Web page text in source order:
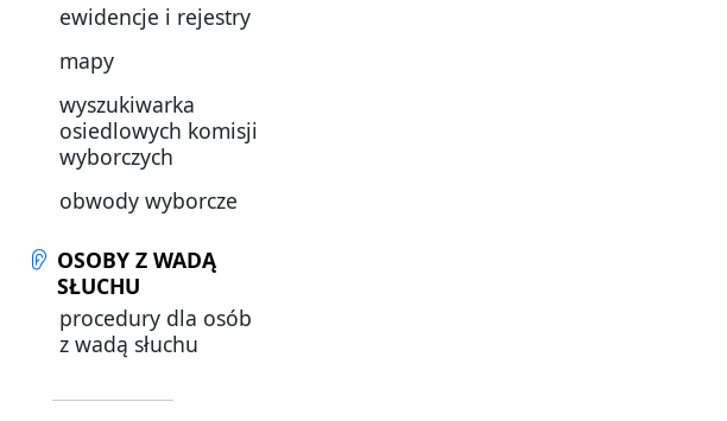
ewidencje i rejestry
mapy
wyszukiwarka
osiedlowych komisji
wyborczych
obwody wyborcze
OSOBY Z WADĄ
SŁUCHU
procedury dla osób
z wadą słuchu